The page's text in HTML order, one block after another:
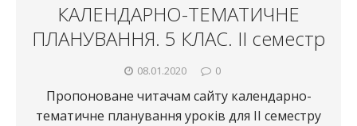
КАЛЕНДАРНО-ТЕМАТИЧНЕ
ПЛАНУВАННЯ. 5 КЛАС. ІІ семестр
08.01.2020 0
Пропоноване читачам сайту календарно-
тематичне планування уроків для ІІ семестру